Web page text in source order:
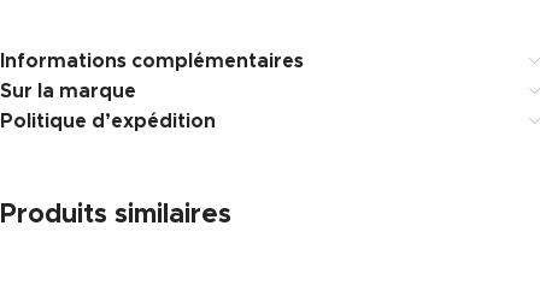
Informations complémentaires
Sur la marque
Politique d’expédition
Produits similaires